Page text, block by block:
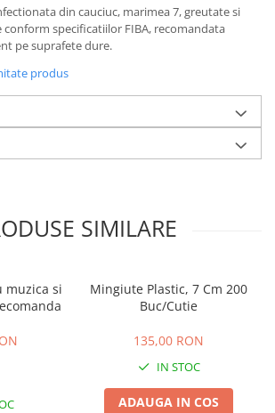
din cauciuc, marimea 7, greutate si
specificatiilor FIBA, recomandata
pe suprafete dure.
produs
SIMILARE
muzica si
Mingiute Plastic, 7 Cm 200
Buc/Cutie
135,00 RON
IN STOC
ADAUGA IN COS